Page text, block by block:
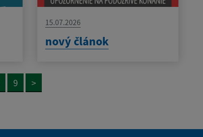
15.07.2026
nový článok
9 >